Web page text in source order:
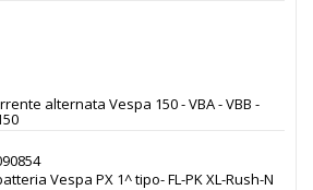
alternata Vespa 150 - VBA - VBB -
Vespa PX 1^ tipo- FL-PK XL-Rush-N